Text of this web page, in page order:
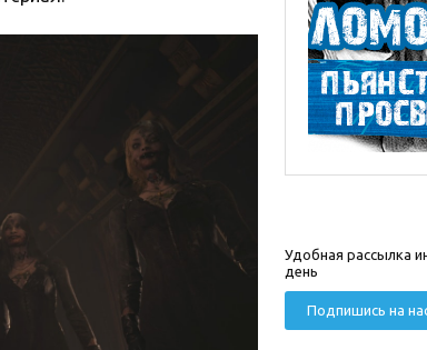
Удобная рассылка
день
Подпишись на